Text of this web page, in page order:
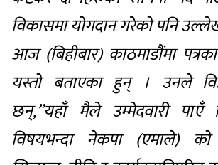
विकासमा योगदान गरेको पनि
आज (बिहीबार) काठमाडौंमा
यस्तो बताएका हुन् । उनले
छन्,”यहाँ मैले उम्मेदवारी पाएँ
विषयभन्दा नेकपा (एमाले) को